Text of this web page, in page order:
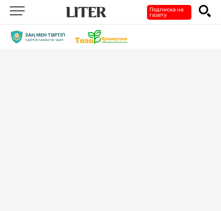
Подписка на
газету